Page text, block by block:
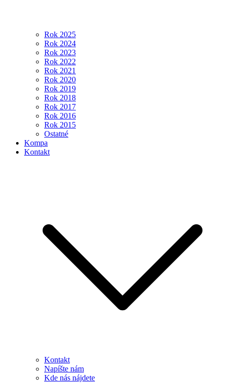
Rok 2025
Rok 2024
Rok 2023
Rok 2022
Rok 2021
Rok 2020
Rok 2019
Rok 2018
Rok 2017
Rok 2016
Rok 2015
Ostatné
Kompa
Kontakt
Kontakt
Napíšte nám
Kde nás nájdete